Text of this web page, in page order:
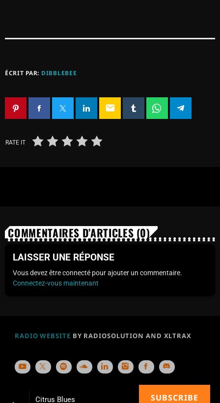
Citrus Blues
ÉCRIT PAR: DIBBLEBEE
email
RATE IT
COMMENTAIRES D’ARTICLES (0)
LAISSER UNE RÉPONSE
Vous devez être connecté pour ajouter un commentaire.
Connectez-vous maintenant
RADIO WEBSITE BY RADIOSOLUTION AND XLTRAX
SUBSCRIBE